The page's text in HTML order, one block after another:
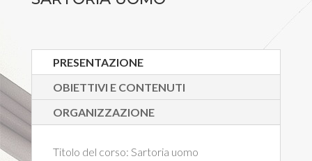
PRESENTAZIONE
OBIETTIVI E CONTENUTI
ORGANIZZAZIONE
Titolo del corso: Sartoria uomo